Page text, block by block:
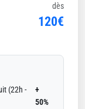
dès
120€
(22h -
+
50%